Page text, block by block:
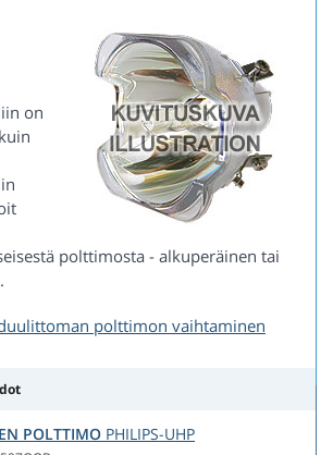
on
polttimosta - alkuperäinen tai
polttimon vaihtaminen
POLTTIMO PHILIPS-UHP